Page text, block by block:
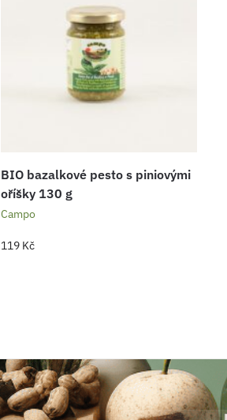
BIO bazalkové pesto s piniovými
oříšky 130 g
Campo
119 Kč